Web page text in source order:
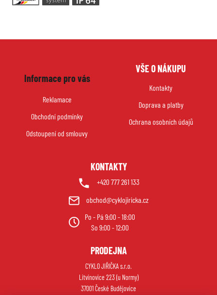
Informace pro vás
Reklamace
Obchodní podmínky
Odstoupení od smlouvy
VŠE O NÁKUPU
Kontakty
Doprava a platby
Ochrana osobních údajů
KONTAKTY
+420 777 261 133
obchod@cyklojiricka.cz
Po - Pá 9:00 - 18:00
So 9:00 - 12:00
PRODEJNA
CYKLO JIŘIČKA s.r.o.
Litvínovice 223 (u Normy)
37001 České Budějovice